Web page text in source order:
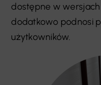
dostępne w
dodatkowo podnosi
użytkowników.